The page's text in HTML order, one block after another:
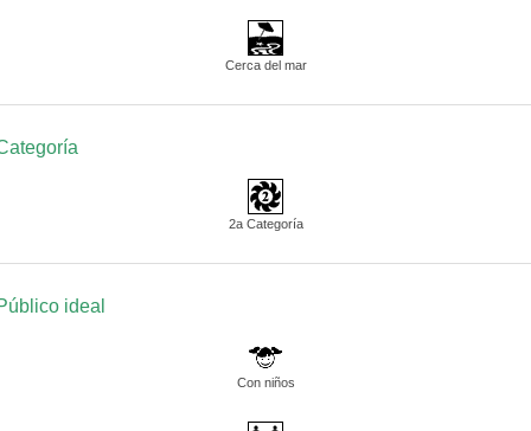
Cerca del mar
2a Categoría
ideal
Con niños